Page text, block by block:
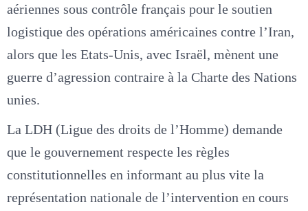
aériennes sous contrôle français pour le soutien
logistique des opérations américaines contre l’Iran,
alors que les Etats-Unis, avec Israël, mènent une
guerre d’agression contraire à la Charte des Nations
unies.
La LDH (Ligue des droits de l’Homme) demande
que le gouvernement respecte les règles
constitutionnelles en informant au plus vite la
représentation nationale de l’intervention en cours